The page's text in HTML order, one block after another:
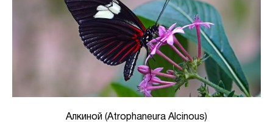
Алкиной (Atrophaneura Alcinous)